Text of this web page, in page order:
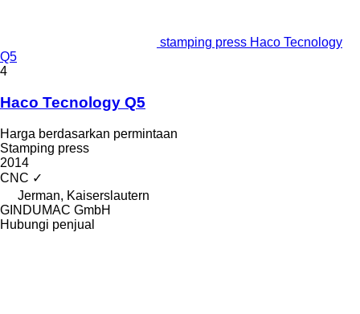
stamping press Haco Tecnology
Q5
4
Haco Tecnology Q5
Harga berdasarkan permintaan
Stamping press
2014
CNC ✓
Jerman, Kaiserslautern
GINDUMAC GmbH
Hubungi penjual